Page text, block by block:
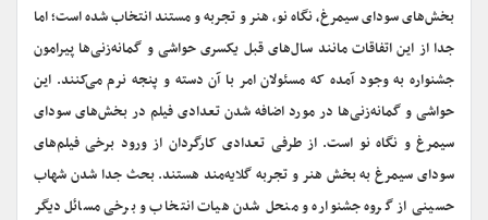
بخش‌های سودای سیمرغ، نگاه نو، هنر و تجربه و مستند انتخاب شده است؛ اما
جدا از این اتفاقات مانند سال‌های قبل یکسری حواشی و گمانه‌زنی‌ها پیرامون
جشنواره به وجود آمده که مسئولان امر با آن دسته و پنجه‌ نرم می‌کنند. این
حواشی و گمانه‌زنی‌ها در مورد اضافه شدن تعدادی فیلم در بخش‌های سودای
سیمرغ و نگاه نو است. از طرفی تعدادی کارگردان از ورود برخی فیلم‌های
سودای سیمرغ به بخش هنر و تجربه گلایه‌مند هستند. بحث جدا شدن شهاب
حسینی از گروه جشنواره و منحل شدن هیات انتخاب و برخی مسائل دیگر